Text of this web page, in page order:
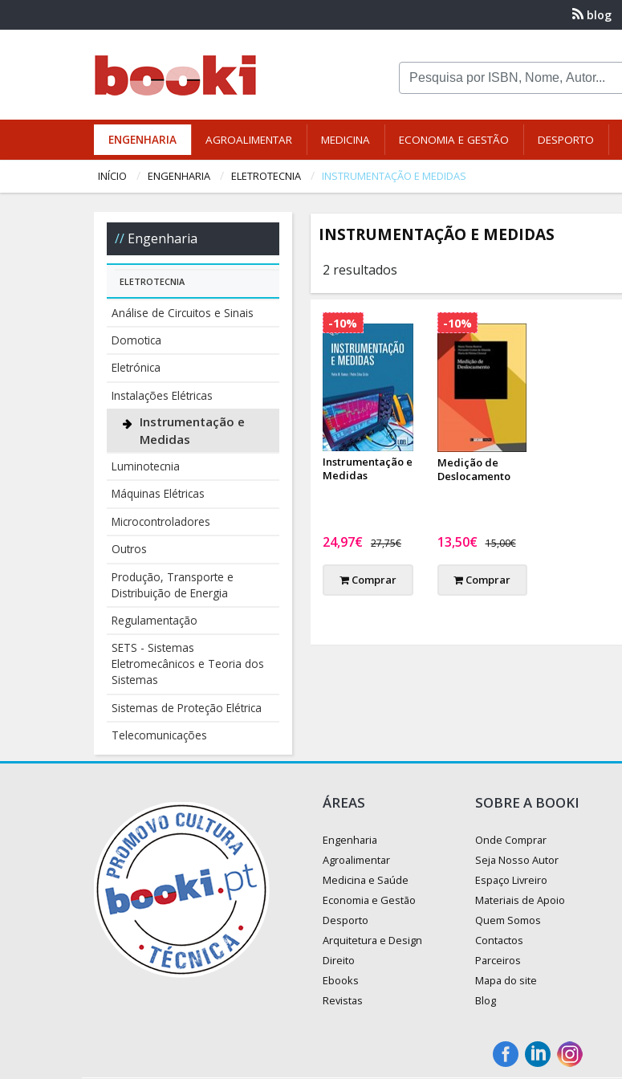
blog
ENGENHARIA AGROALIMENTAR MEDICINA ECONOMIA E GESTÃO DESPORTO
INÍCIO ENGENHARIA ELETROTECNIA INSTRUMENTAÇÃO E MEDIDAS
INSTRUMENTAÇÃO E MEDIDAS
2 resultados
Instrumentação e
Medidas
24,97€ 27,75€
Comprar
-10%
Medição de
Deslocamento
13,50€ 15,00€
Comprar
-10%
Engenharia
ELETROTECNIA
Análise de Circuitos e Sinais
Domotica
Eletrónica
Instalações Elétricas
Instrumentação e
Medidas
Luminotecnia
Máquinas Elétricas
Microcontroladores
Outros
Produção, Transporte e
Distribuição de Energia
Regulamentação
SETS - Sistemas
Eletromecânicos e Teoria dos
Sistemas
Sistemas de Proteção Elétrica
Telecomunicações
ÁREAS
Engenharia
Agroalimentar
Medicina e Saúde
Economia e Gestão
Desporto
Arquitetura e Design
Direito
Ebooks
Revistas
SOBRE A BOOKI
Onde Comprar
Seja Nosso Autor
Espaço Livreiro
Materiais de Apoio
Quem Somos
Contactos
Parceiros
Mapa do site
Blog